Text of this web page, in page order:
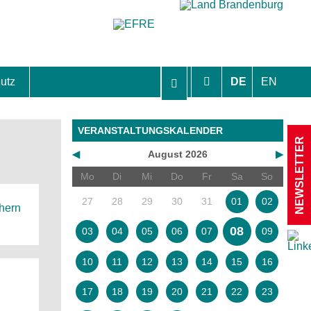
DE EN
VERANSTALTUNGSKALENDER
◀ ▶
August 2026
Mo
Di Mi Do Fr Sa So
27 28 29 30 31 01 02
03 04 05 06 07 08 09
10 11 12 13 14 15 16
17 18 19 20 21 22 23
NEWSLETTER